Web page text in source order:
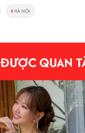
# HÀ NỘI
ĐƯỢC QUAN